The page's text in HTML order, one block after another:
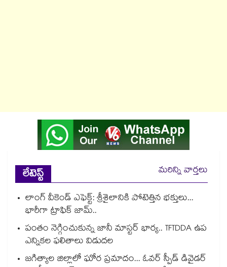
లేటెస్ట్
మరిన్ని వార్తలు
లాంగ్ వీకెండ్ ఎఫెక్ట్: శ్రీశైలానికి పోటెత్తిన భక్తులు...
భారీగా ట్రాఫిక్ జామ్..
పంతం నెగ్గించుకున్న జానీ మాస్టర్ భార్య.. TFTDDA ఉప
ఎన్నికల ఫలితాలు విడుదల
జగిత్యాల జిల్లాలో ఘోర ప్రమాదం... ఓవర్ స్పీడ్ డివైడర్